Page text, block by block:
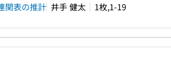
関表の推計 井手 健太 1枚,1-19